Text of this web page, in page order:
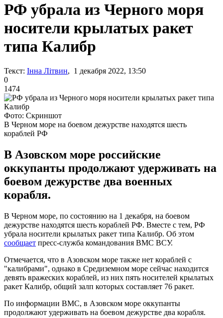
РФ убрала из Черного моря
носители крылатых ракет
типа Калибр
Текст: Інна Літвин, 1 декабря 2022, 13:50
0
1474
Фото: Скриншот
В Черном море на боевом дежурстве находятся шесть
кораблей РФ
В Азовском море российские
оккупанты продолжают удерживать на
боевом дежурстве два военных
корабля.
В Черном море, по состоянию на 1 декабря, на боевом
дежурстве находятся шесть кораблей РФ. Вместе с тем, РФ
убрала носители крылатых ракет типа Калибр. Об этом
сообщает пресс-служба командования ВМС ВСУ.
Отмечается, что в Азовском море также нет кораблей с
"калибрами", однако в Средиземном море сейчас находится
девять вражеских кораблей, из них пять носителей крылатых
ракет Калибр, общий залп которых составляет 76 ракет.
По информации ВМС, в Азовском море оккупанты
продолжают удерживать на боевом дежурстве два корабля.